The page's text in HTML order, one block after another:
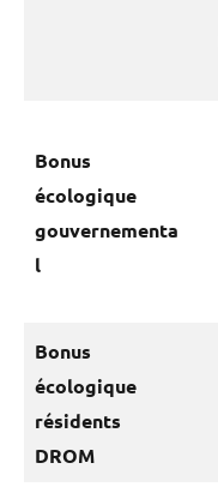
Bonus
écologique
gouvernementa
l
Bonus
écologique
résidents
DROM